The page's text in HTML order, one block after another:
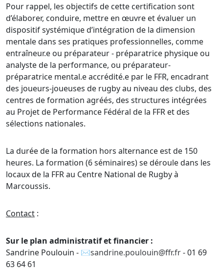
Pour rappel, les objectifs de cette certification sont
d’élaborer, conduire, mettre en œuvre et évaluer un
dispositif systémique d’intégration de la dimension
mentale dans ses pratiques professionnelles, comme
entraîneur.e ou préparateur - préparatrice physique ou
analyste de la performance, ou préparateur-
préparatrice mental.e accrédité.e par le FFR, encadrant
des joueurs-joueuses de rugby au niveau des clubs, des
centres de formation agréés, des structures intégrées
au Projet de Performance Fédéral de la FFR et des
sélections nationales.
La durée de la formation hors alternance est de 150
heures. La formation (6 séminaires) se déroule dans les
locaux de la FFR au Centre National de Rugby à
Marcoussis.
Contact :
Sur le plan administratif et financier :
Sandrine Poulouin -
sandrine.poulouin@ffr.fr- 01 69
63 64 61